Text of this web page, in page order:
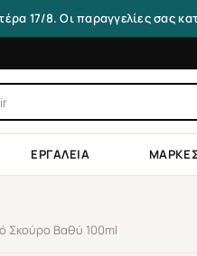
17/8. Οι παραγγελίες σας
ΕΡΓΑΛΕΊΑ
Σκούρο Βαθύ 100ml